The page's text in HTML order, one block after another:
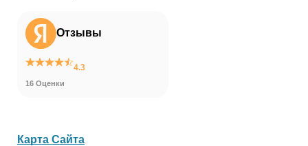
Отзывы
4.3
16 Оценки
Карта Сайта